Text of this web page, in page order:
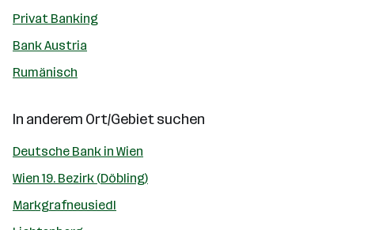
Privat Banking
Bank Austria
Rumänisch
In anderem Ort/Gebiet suchen
Deutsche Bank in Wien
Wien 19. Bezirk (Döbling)
Markgrafneusiedl